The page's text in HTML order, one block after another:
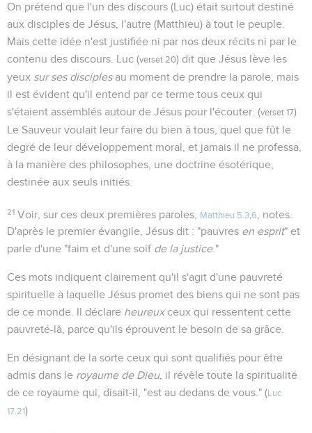
On prétend que l'un des discours (Luc) était surtout destiné
aux disciples de Jésus, l'autre (Matthieu) à tout le peuple.
Mais cette idée n'est justifiée ni par nos deux récits ni par le
contenu des discours. Luc (verset 20) dit que Jésus lève les
yeux sur ses disciplesau moment de prendre la parole, mais
il est évident qu'il entend par ce terme tous ceux qui
s'étaient assemblés autour de Jésus pour l'écouter. (verset 17)
Le Sauveur voulait leur faire du bien à tous, quel que fût le
degré de leur développement moral, et jamais il ne professa,
à la manière des philosophes, une doctrine ésotérique,
destinée aux seuls initiés.
21 Voir, sur ces deux premières paroles, Matthieu 5.3 ,6
, notes.
D'après le premier évangile, Jésus dit : "pauvres en esprit" et
parle d'une "faim et d'une soif de la justice."
Ces mots indiquent clairement qu'il s'agit d'une pauvreté
spirituelle à laquelle Jésus promet des biens qui ne sont pas
de ce monde. Il déclare heureuxceux qui ressentent cette
pauvreté-là, parce qu'ils éprouvent le besoin de sa grâce.
En désignant de la sorte ceux qui sont qualifiés pour être
admis dans le royaume de Dieu, il révèle toute la spiritualité
de ce royaume qui, disait-il, "est au dedans de vous." ( Luc
17.21)